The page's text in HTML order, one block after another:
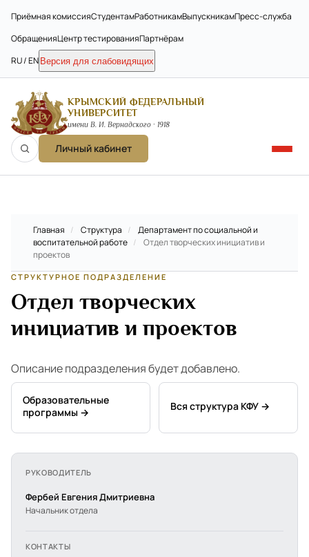
Приёмная комиссияСтудентамРаботникамВыпускникамПресс-служба
ОбращенияЦентр тестированияПартнёрам
RU / EN Версия для слабовидящих
КРЫМСКИЙ ФЕДЕРАЛЬНЫЙ
УНИВЕРСИТЕТ
имени В. И. Вернадского · 1918
Личный кабинет
Главная / Структура /
Департамент по социальной и
воспитательной работе /
Отдел творческих инициатив и
проектов
СТРУКТУРНОЕ ПОДРАЗДЕЛЕНИЕ
Отдел творческих
инициатив и проектов
Описание подразделения будет добавлено.
Образовательные
программы →
Вся структура КФУ →
РУКОВОДИТЕЛЬ
Фербей Евгения Дмитриевна
Начальник отдела
КОНТАКТЫ